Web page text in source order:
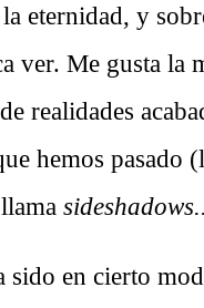
eternidad, y
ver. Me gusta la
realidades
hemos pasado
llama
en cierto